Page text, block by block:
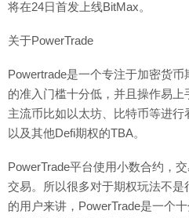
将在24日首发上线BitMax。
关于PowerTrade
Powertrade是一个专注于加密货
的准入门槛十分低，并且操作易
主流币比如以太坊、比特币等进
以及其他Defi期权的TBA。
PowerTrade平台使用小数合约，
交易。所以很多对于期权玩法不
的用户来讲，PowerTrade是一个